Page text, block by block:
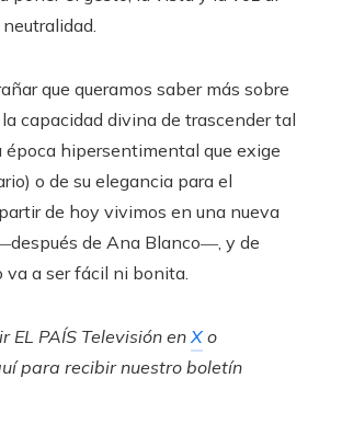
que queramos saber más sobre
capacidad divina de trascender tal
época hipersentimental que exige
o de su elegancia para el
de hoy vivimos en una nueva
de Ana Blanco―, y de
a ser fácil ni bonita.
EL PAÍS Televisión en X o
para recibirnuestro boletín